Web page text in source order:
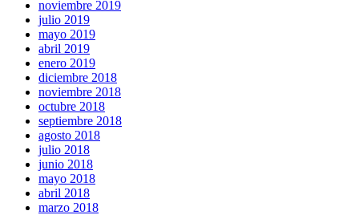
noviembre 2019
julio 2019
mayo 2019
abril 2019
enero 2019
diciembre 2018
noviembre 2018
octubre 2018
septiembre 2018
agosto 2018
julio 2018
junio 2018
mayo 2018
abril 2018
marzo 2018